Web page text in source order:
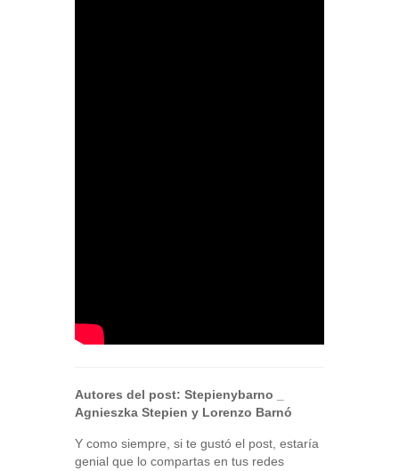
Autores del post: Stepienybarno
Agnieszka Stepien y Lorenzo Barnó
Y como siempre, si te gustó el post, estaría
genial que lo compartas en tus redes